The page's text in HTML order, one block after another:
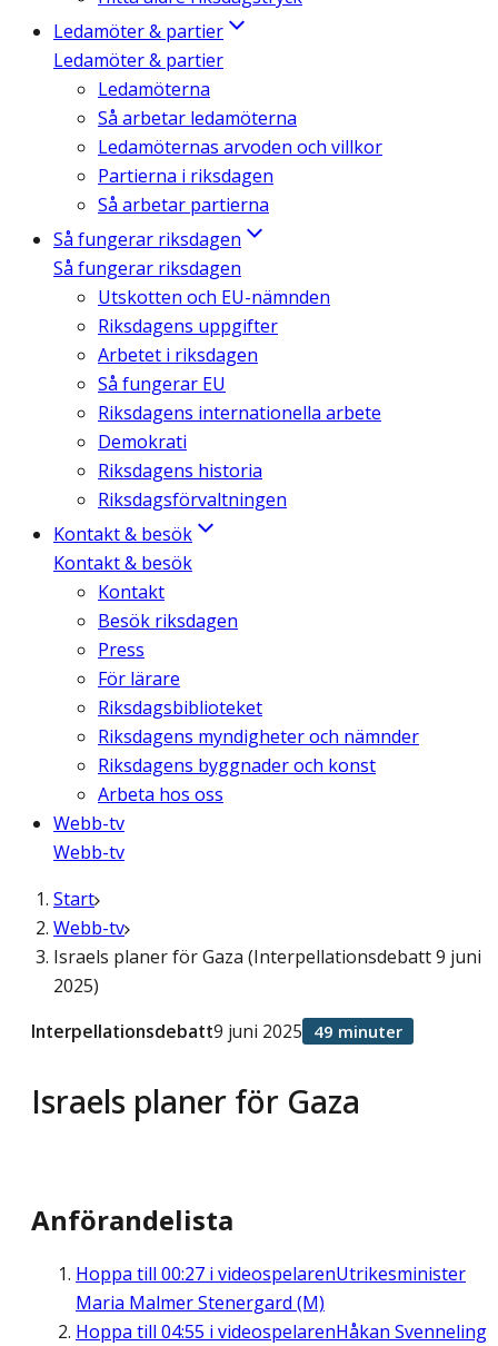
Ledamöter & partier
Ledamöter & partier
Ledamöterna
Så arbetar ledamöterna
Ledamöternas arvoden och villkor
Partierna i riksdagen
Så arbetar partierna
Så fungerar riksdagen
Så fungerar riksdagen
Utskotten och EU-nämnden
Riksdagens uppgifter
Arbetet i riksdagen
Så fungerar EU
Riksdagens internationella arbete
Demokrati
Riksdagens historia
Riksdagsförvaltningen
Kontakt & besök
Kontakt & besök
Kontakt
Besök riksdagen
Press
För lärare
Riksdagsbiblioteket
Riksdagens myndigheter och nämnder
Riksdagens byggnader och konst
Arbeta hos oss
Webb-tv
Webb-tv
Start
Webb-tv
Israels planer för Gaza (Interpellationsdebatt 9 juni
2025)
Israels planer för Gaza
Interpellationsdebatt9 juni 2025 49 minuter
Anförandelista
Hoppa till 00:27 i videospelarenUtrikesminister
Maria Malmer Stenergard (M)
Hoppa till 04:55 i videospelarenHåkan Svenneling